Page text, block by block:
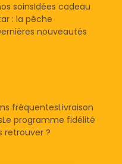
soinsIdées cadeau
: la pêche
nouveautés
fréquentesLivraison
Le programme fidélité
retrouver ?